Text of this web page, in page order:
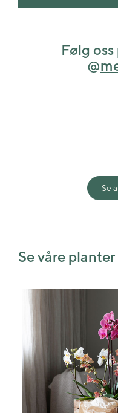
Følg
@
Se
Se våre planter